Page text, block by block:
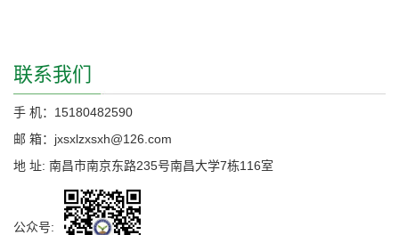
联系我们
手 机：15180482590
邮 箱：jxsxlzxsxh@126.com
地 址: 南昌市南京东路235号南昌大学7栋116室
公众号: